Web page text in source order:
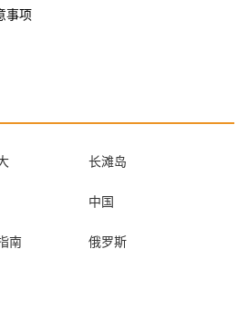
事项
长滩岛
中国
南 俄罗斯